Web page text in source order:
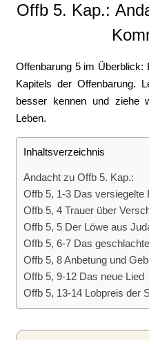
Offb 5. Kap.:
Offenbarung 5 im Überblick:
Kapitels der Offenbarung.
besser kennen und ziehe
Leben.
Inhaltsverzeichnis
Andacht zu Offb 5. Kap.:
Offb 5, 1-3 Das versiegelte
Offb 5, 4 Trauer über
Offb 5, 5 Der Löwe aus
Offb 5, 6-7 Das
Offb 5, 8 Anbetung und
Offb 5, 9-12 Das neue Lied
Offb 5, 13-14 Lobpreis der